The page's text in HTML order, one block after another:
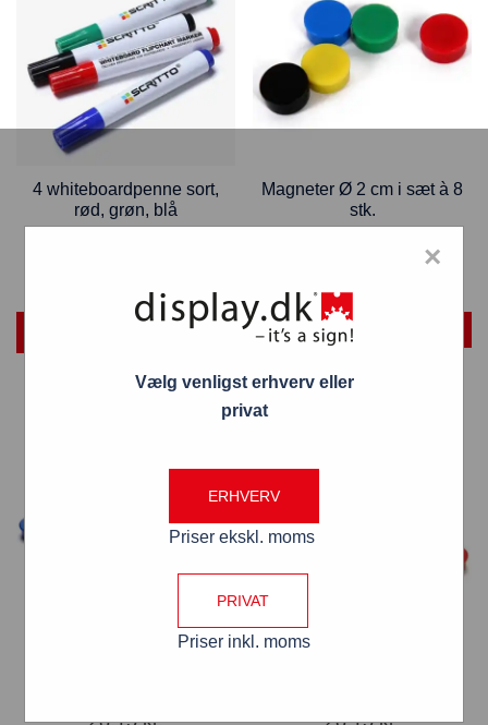
4 whiteboardpenne sort,
rød, grøn, blå
TILFØJ TIL KURV
Magneter Ø 2 cm i sæt à 8
stk.
VÆLG MULIGHEDER
Vælg venligst erhverv eller
privat
ERHVERV
Priser ekskl. moms
PRIVAT
Priser inkl. moms
×